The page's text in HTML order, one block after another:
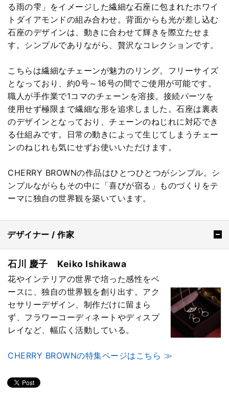
る雨の雫」をイメージした繊細な石座に包まれたホワイ
トダイアモンドの組み合わせ。背面からも光が差し込む
石座のデザインは、動きに合わせて輝きを際立たせま
す。シンプルでありながら、贅沢なコレクションです。
こちらは繊細なチェーンが魅力のリング。フリーサイズ
となっており、約0号～16号の間でご使用が可能です。
職人が手作業で1コマのチェーンを溶接。接続パーツを
使用せず極限まで繊細な形を追求しました。石座は裏表
のデザインとなっており、チェーンのねじれに対応でき
る仕組みです。日常の動きによって生じてしまうチェー
ンのねじれも気にせずお使いいただけます。
CHERRY BROWNの作品はひとつひとつがシンプル。シ
ンプルながらもその中に「喜びが宿る」ものづくりをテ
ーマに独自の世界観を築いています。
デザイナー / 作家
石川 慶子 Keiko Ishikawa
花やインテリアの世界で培った感性をベ
ースに、独自の世界観を創り出す。アク
セサリーデザイン、制作だけに留まら
ず、フラワーコーディネートやディスプ
レイなど、幅広く活動している。
CHERRY BROWNの特集ページはこちら ≫